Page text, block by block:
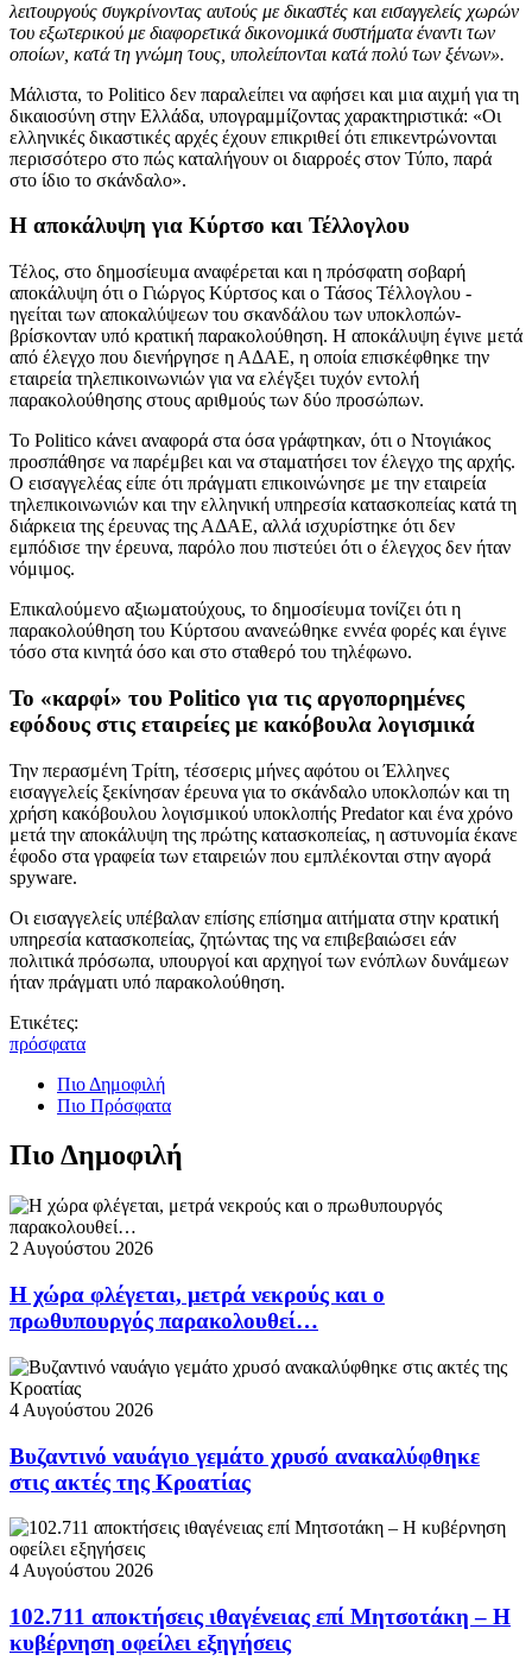
λειτουργούς συγκρίνοντας αυτούς με δικαστές και εισαγγελείς χωρών
του εξωτερικού με διαφορετικά δικονομικά συστήματα έναντι των
οποίων, κατά τη γνώμη τους, υπολείπονται κατά πολύ των ξένων».
Μάλιστα, το Politico δεν παραλείπει να αφήσει και μια αιχμή για τη
δικαιοσύνη στην Ελλάδα, υπογραμμίζοντας χαρακτηριστικά: «Οι
ελληνικές δικαστικές αρχές έχουν επικριθεί ότι επικεντρώνονται
περισσότερο στο πώς καταλήγουν οι διαρροές στον Τύπο, παρά
στο ίδιο το σκάνδαλο».
Η αποκάλυψη για Κύρτσο και Τέλλογλου
Τέλος, στο δημοσίευμα αναφέρεται και η πρόσφατη σοβαρή
αποκάλυψη ότι ο Γιώργος Κύρτσος και ο Τάσος Τέλλογλου -
ηγείται των αποκαλύψεων του σκανδάλου των υποκλοπών-
βρίσκονταν υπό κρατική παρακολούθηση. Η αποκάλυψη έγινε μετά
από έλεγχο που διενήργησε η ΑΔΑΕ, η οποία επισκέφθηκε την
εταιρεία τηλεπικοινωνιών για να ελέγξει τυχόν εντολή
παρακολούθησης στους αριθμούς των δύο προσώπων.
Το Politico κάνει αναφορά στα όσα γράφτηκαν, ότι ο Ντογιάκος
προσπάθησε να παρέμβει και να σταματήσει τον έλεγχο της αρχής.
Ο εισαγγελέας είπε ότι πράγματι επικοινώνησε με την εταιρεία
τηλεπικοινωνιών και την ελληνική υπηρεσία κατασκοπείας κατά τη
διάρκεια της έρευνας της ΑΔΑΕ, αλλά ισχυρίστηκε ότι δεν
εμπόδισε την έρευνα, παρόλο που πιστεύει ότι ο έλεγχος δεν ήταν
νόμιμος.
Επικαλούμενο αξιωματούχους, το δημοσίευμα τονίζει ότι η
παρακολούθηση του Κύρτσου ανανεώθηκε εννέα φορές και έγινε
τόσο στα κινητά όσο και στο σταθερό του τηλέφωνο.
Το «καρφί» του Politico για τις αργοπορημένες
εφόδους στις εταιρείες με κακόβουλα λογισμικά
Την περασμένη Τρίτη, τέσσερις μήνες αφότου οι Έλληνες
εισαγγελείς ξεκίνησαν έρευνα για το σκάνδαλο υποκλοπών και τη
χρήση κακόβουλου λογισμικού υποκλοπής Predator και ένα χρόνο
μετά την αποκάλυψη της πρώτης κατασκοπείας, η αστυνομία έκανε
έφοδο στα γραφεία των εταιρειών που εμπλέκονται στην αγορά
spyware.
Οι εισαγγελείς υπέβαλαν επίσης επίσημα αιτήματα στην κρατική
υπηρεσία κατασκοπείας, ζητώντας της να επιβεβαιώσει εάν
πολιτικά πρόσωπα, υπουργοί και αρχηγοί των ενόπλων δυνάμεων
ήταν πράγματι υπό παρακολούθηση.
Ετικέτες:
πρόσφατα
Πιο Δημοφιλή
Πιο Πρόσφατα
Πιο Δημοφιλή
2 Αυγούστου 2026
Η χώρα φλέγεται, μετρά νεκρούς και ο
πρωθυπουργός παρακολουθεί…
4 Αυγούστου 2026
Βυζαντινό ναυάγιο γεμάτο χρυσό ανακαλύφθηκε
στις ακτές της Κροατίας
4 Αυγούστου 2026
102.711 αποκτήσεις ιθαγένειας επί Μητσοτάκη – Η
κυβέρνηση οφείλει εξηγήσεις